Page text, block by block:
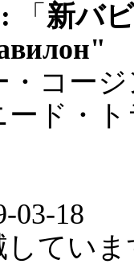
「 新バ
コージ
ード・
03-18
していま